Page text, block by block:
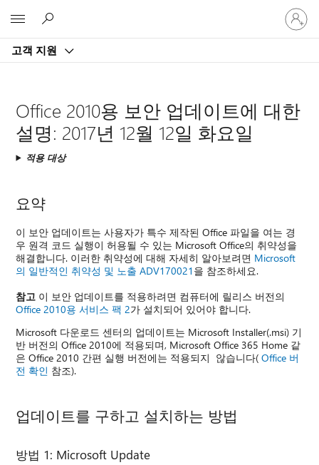
고객 지원
귀
하
계
인
Office 2010용 보안 업데이트에 대한
설명: 2017년 12월 12일 화요일
적용 대상
요약
이 보안 업데이트는 사용자가 특수 제작된 Office 파일을 여는 경
우 원격 코드 실행이 허용될 수 있는 Microsoft Office의 취약성을
해결합니다. 이러한 취약성에 대해 자세히 알아보려면 Microsoft
의 일반적인 취약성 및 노출 ADV170021 을 참조하세요.
참고 이 보안 업데이트를 적용하려면 컴퓨터에 릴리스 버전의
Office 2010용 서비스 팩 2가 설치되어 있어야 합니다.
Microsoft 다운로드 센터의 업데이트는 Microsoft Installer(.msi) 기
반 버전의 Office 2010에 적용되며, Microsoft Office 365 Home 같
은 Office 2010 간편 실행 버전에는 적용되지 않습니다(Office 버
전 확인 참조).
업데이트를 구하고 설치하는 방법
방법 1: Microsoft Update